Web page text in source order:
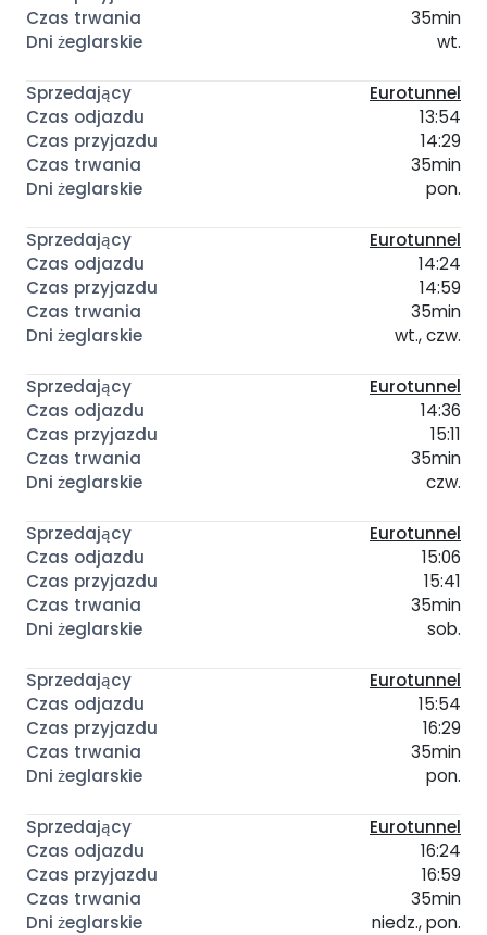
35min
wt.
Eurotunnel
13:54
14:29
35min
pon.
Eurotunnel
14:24
14:59
35min
wt., czw.
Eurotunnel
14:36
15:11
35min
czw.
Eurotunnel
15:06
15:41
35min
sob.
Eurotunnel
15:54
16:29
35min
pon.
Eurotunnel
16:24
16:59
35min
niedz., pon.